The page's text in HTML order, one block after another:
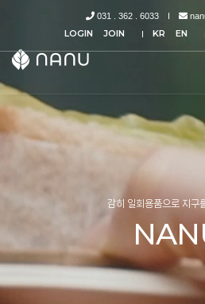
031 . 362 . 6033
LOGIN JOIN KR EN
감히 일회용품으로 지구